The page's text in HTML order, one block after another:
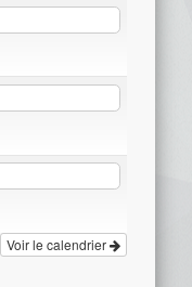
Voir le calendrier